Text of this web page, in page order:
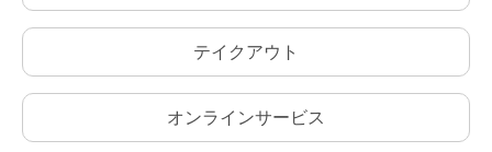
テイクアウト
オンラインサービス